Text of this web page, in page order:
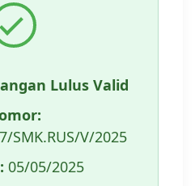
Lulus Valid
SMK.RUS/V/2025
05/05/2025